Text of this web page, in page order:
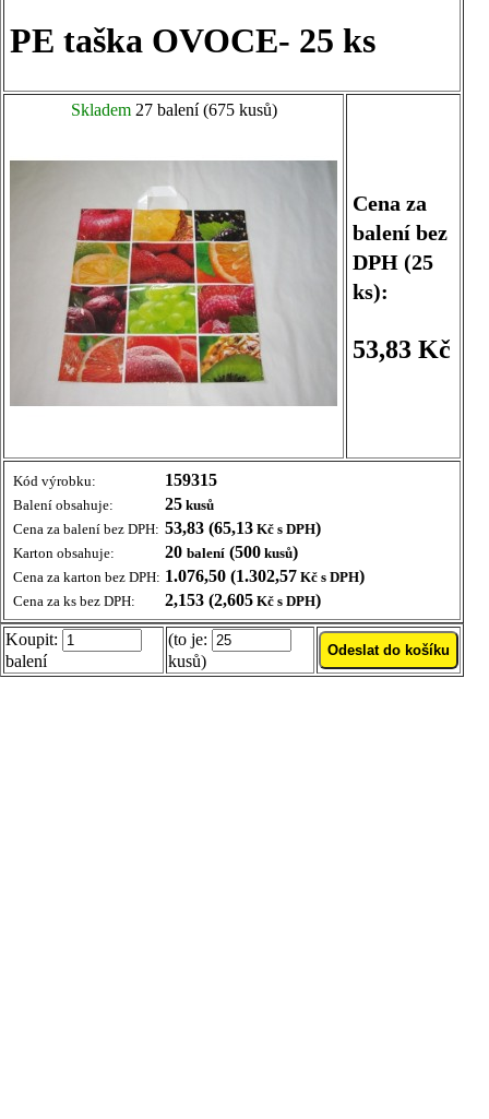
PE taška OVOCE- 25 ks
Skladem27 balení (675 kusů)
Cena za
balení bez
DPH (25
ks):
53,83 Kč
Kód výrobku: 159315
Balení obsahuje: 25 kusů
Cena za balení bez DPH: 53,83 (65,13 Kč s DPH)
Karton obsahuje: 20 balení (500 kusů)
Cena za karton bez DPH: 1.076,50 (1.302,57 Kč s DPH)
Cena za ks bez DPH: 2,153 (2,605 Kč s DPH)
Koupit:
balení
(to je:
kusů)